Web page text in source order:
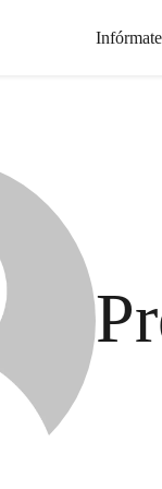
Infórmate